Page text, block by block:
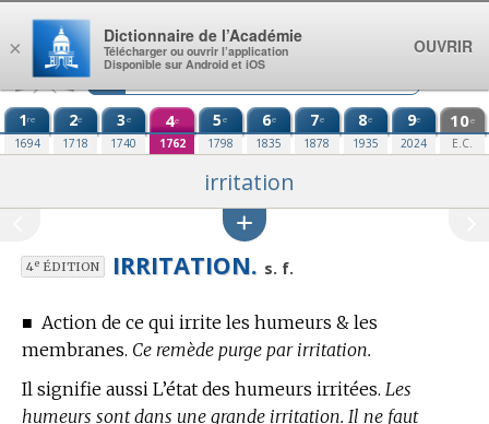
Aller au contenu
1re
1694
2e
1718
3e
1740
4e
1762
5e
1798
6e
1835
7e
1878
8e
1935
9e
2024
10e
E.C.
irritation
4eÉDITION IRRITATION. s. f.
■ Action de ce qui irrite les humeurs & les
membranes. Ce remède purge par irritation.
Il signifie aussi L’état des humeurs irritées. Les
humeurs sont dans une grande irritation. Il ne faut
×
Dictionnaire de l’Académie
Télécharger ou ouvrir l’application
Disponible sur Android et iOS
OUVRIR